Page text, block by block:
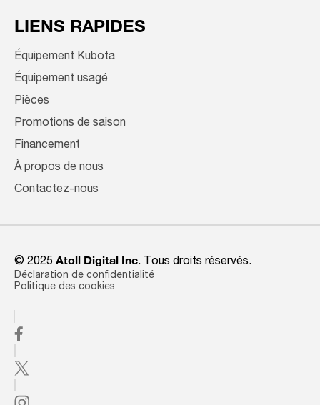
LIENS RAPIDES
Équipement Kubota
Équipement usagé
Pièces
Promotions de saison
Financement
À propos de nous
Contactez-nous
© 2025 Atoll Digital Inc. Tous droits réservés.
Déclaration de confidentialité
Politique des cookies